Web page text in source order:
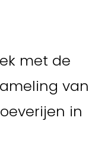
met de
van
in